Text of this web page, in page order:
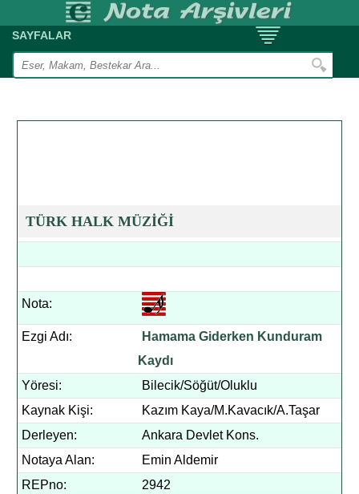
SAYFALAR
TÜRK HALK MÜZİĞİ
Nota:
Ezgi Adı:
Hamama Giderken Kunduram
Kaydı
Yöresi:
Bilecik/Söğüt/Oluklu
Kaynak Kişi:
Kazım Kaya/M.Kavacık/A.Taşar
Derleyen:
Ankara Devlet Kons.
Notaya Alan:
Emin Aldemir
REPno:
2942